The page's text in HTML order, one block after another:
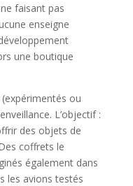
faisant pas
enseigne
une boutique
ou
L’objectif :
des objets de
coffrets le
également dans
les avions testés